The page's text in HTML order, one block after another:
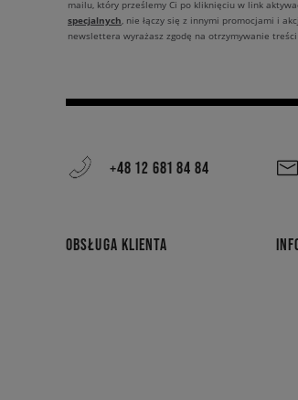
mailu, który prześlemy Ci po kliknięciu w link
specjalnych, nie łączy się z innymi promocjami i
newslettera wyrażasz zgodę na otrzymywanie
+48 12 681 84 84
OBSŁUGA KLIENTA